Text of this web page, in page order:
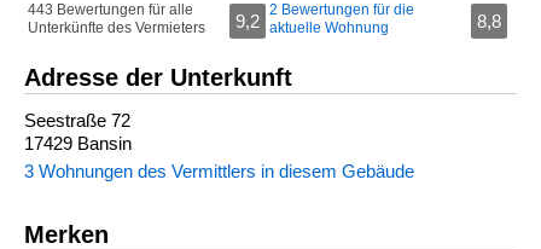
443 Bewertungen für alle
Unterkünfte des Vermieters
9,2
2 Bewertungen für die
aktuelle Wohnung
8,8
Adresse der Unterkunft
Seestraße 72
17429 Bansin
3 Wohnungen des Vermittlers in diesem Gebäude
Merken